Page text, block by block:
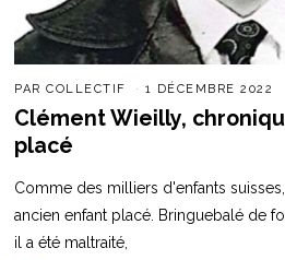
PARCOLLECTIF 1 DÉCEMBRE 2022
Clément Wieilly,
placé
Comme des milliers d'enfants
ancien enfant placé. Bringuebalé de
il a été maltraité,